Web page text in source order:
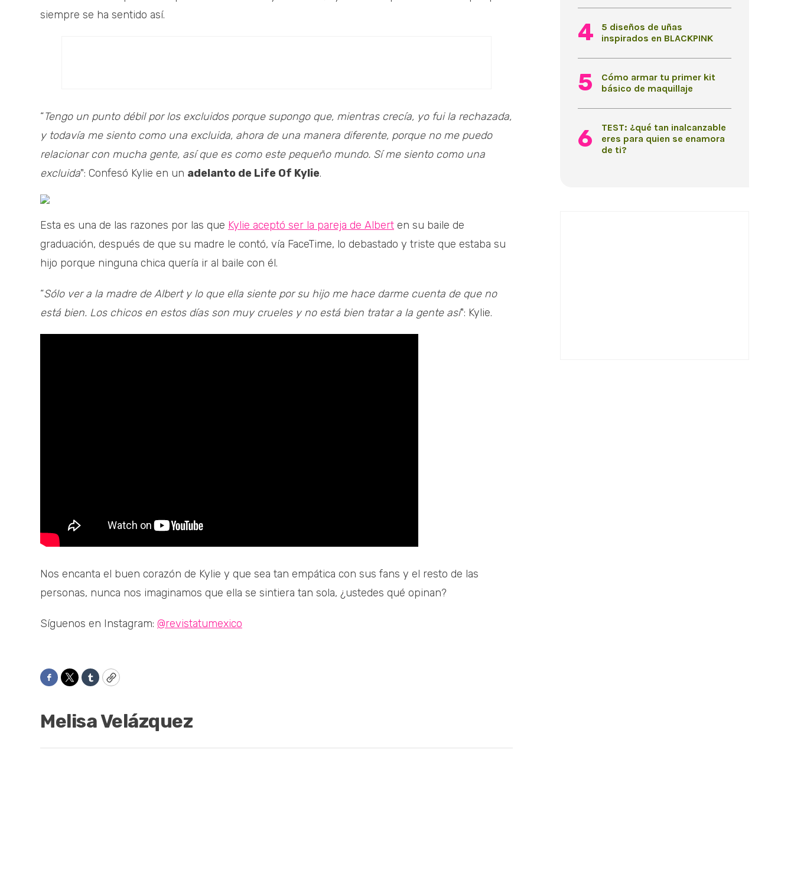
siempre se ha sentido así.
“Tengo un punto débil por los excluidos porque supongo que, mientras crecía, yo fui la rechazada,
y todavía me siento como una excluida, ahora de una manera diferente, porque no me puedo
relacionar con mucha gente, así que es como este pequeño mundo. Sí me siento como una
excluida": Confesó Kylie en un adelanto de Life Of Kylie.
Esta es una de las razones por las que Kylie aceptó ser la pareja de Albert en su baile de
graduación, después de que su madre le contó, vía FaceTime, lo debastado y triste que estaba su
hijo porque ninguna chica quería ir al baile con él.
“Sólo ver a la madre de Albert y lo que ella siente por su hijo me hace darme cuenta de que no
está bien. Los chicos en estos días son muy crueles y no está bien tratar a la gente así": Kylie.
Nos encanta el buen corazón de Kylie y que sea tan empática con sus fans y el resto de las
personas, nunca nos imaginamos que ella se sintiera tan sola, ¿ustedes qué opinan?
Síguenos en Instagram: @revistatumexico
Facebook
TwitterTumblrCopy
Melisa Velázquez
5 diseños de uñas
inspirados en BLACKPINK
Cómo armar tu primer kit
básico de maquillaje
TEST: ¿qué tan inalcanzable
eres para quien se enamora
de ti?